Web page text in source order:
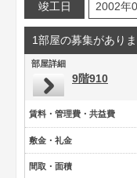
竣工日
2002年
1部屋の募集があり
部屋詳細
9階910
賃料・管理費・共益費
敷金・礼金
間取・面積